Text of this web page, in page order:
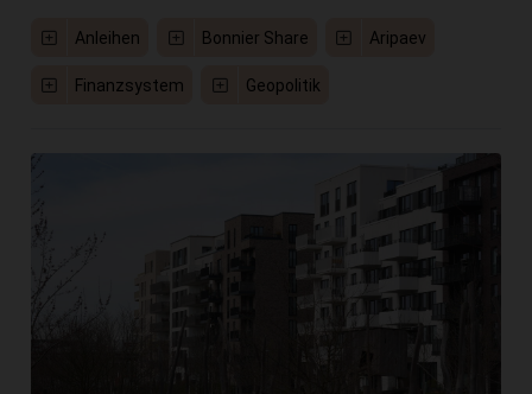
Anleihen Bonnier Share Aripaev
Finanzsystem Geopolitik